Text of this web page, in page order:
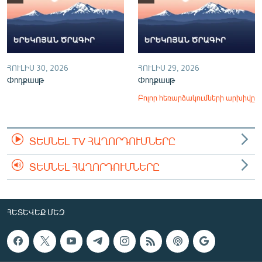
ՀՈՒԼԻՍ 30, 2026
Փոդքասթ
ՀՈՒԼԻՍ 29, 2026
Փոդքասթ
Բոլոր հեռարձակումների արխիվը
ՏԵՍՆԵԼ TV ՀԱՂՈՐԴՈՒՄՆԵՐԸ
ՏԵՍՆԵԼ ՀԱՂՈՐԴՈՒՄՆԵՐԸ
ՀԵՏԵՎԵՔ ՄԵԶ